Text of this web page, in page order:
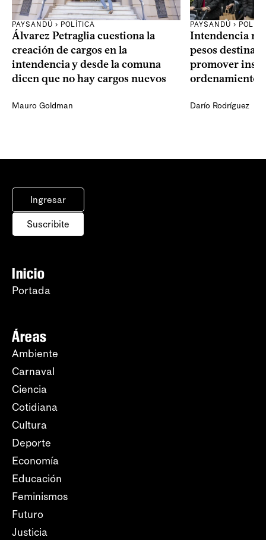
PAYSANDÚ › POLÍTICA
Álvarez Petraglia cuestiona la
creación de cargos en la
intendencia y desde la comuna
dicen que no hay cargos nuevos
Mauro Goldman
PAYSANDÚ ›
Intendencia
pesos
promover
ordenamiento
Darío Rodríguez
Ingresar
Suscribite
Inicio
Portada
Áreas
Ambiente
Carnaval
Ciencia
Cotidiana
Cultura
Deporte
Economía
Educación
Feminismos
Futuro
Justicia